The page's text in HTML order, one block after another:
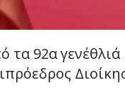
τα 92α γενέθλιά